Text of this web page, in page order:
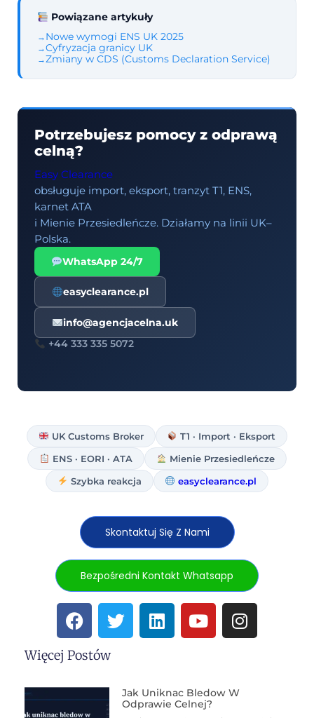
Powiązane artykuły
Nowe wymogi ENS UK 2025
Cyfryzacja granicy UK
Zmiany w CDS (Customs Declaration Service)
Potrzebujesz pomocy z odprawą
celną?
Easy Clearance
obsługuje import, eksport, tranzyt T1, ENS,
karnet ATA
i Mienie Przesiedleńcze. Działamy na linii UK–
Polska.
WhatsApp 24/7
easyclearance.pl
info@agencjacelna.uk
+44 333 335 5072
UK Customs Broker
T1 · Import · Eksport
ENS · EORI · ATA
Mienie Przesiedleńcze
Szybka reakcja
easyclearance.pl
Skontaktuj Się Z Nami
Bezpośredni Kontakt Whatsapp
Więcej Postów
Jak Uniknac Bledow W
Odprawie Celnej?